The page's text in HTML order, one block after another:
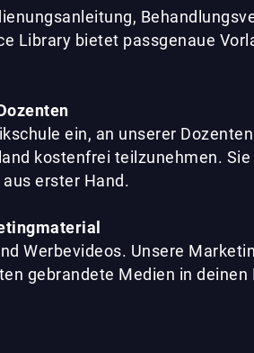
Library bietet passgenaue
ein, an unserer
kostenfrei teilzunehmen.
erster Hand.
Werbevideos. Unsere
gebrandete Medien in